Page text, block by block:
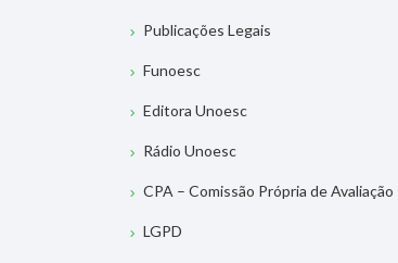
Publicações Legais
Funoesc
Editora Unoesc
Rádio Unoesc
CPA – Comissão Própria de Avaliação
LGPD